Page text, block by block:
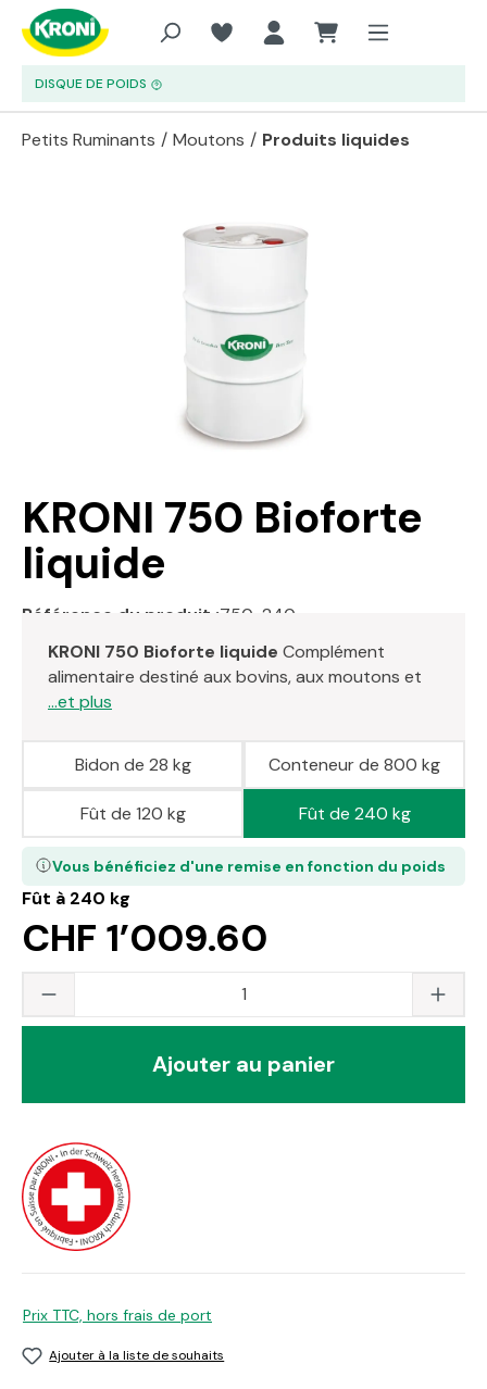
Aller au contenu principal
DISQUE DE POIDS
Petits Ruminants / Moutons / Produits liquides
Passer la galerie d'images
KRONI 750 Bioforte
liquide
Référence du produit :750-240
KRONI 750 Bioforte liquide Complément
alimentaire destiné aux bovins, aux moutons et
...et plus
Fût à 240 kg
CHF 1’009.60
Vous bénéficiez d'une remise en fonction du poids
Bidon de 28 kg Conteneur de 800 kg
Fût de 120 kg Fût de 240 kg
Quantité du produit : saisissez la valeur
Ajouter au panier
Prix TTC, hors frais de port
Ajouter à la liste de souhaits